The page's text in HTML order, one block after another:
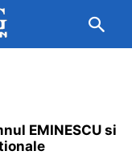
EMINESCU si